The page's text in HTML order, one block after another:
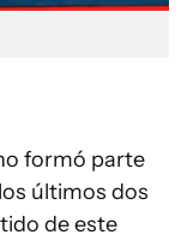
formó parte
últimos dos
de este